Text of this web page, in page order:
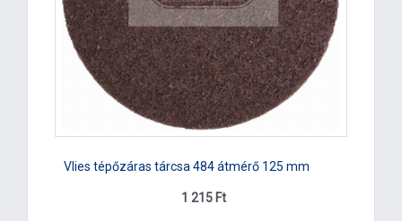
Vlies tépőzáras tárcsa 484 átmérő 125 mm
1 215 Ft